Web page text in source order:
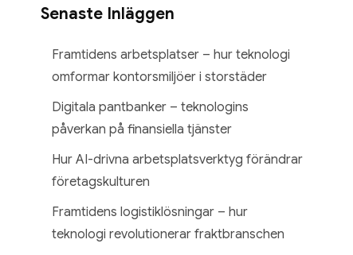
Senaste Inläggen
Framtidens arbetsplatser – hur teknologi
omformar kontorsmiljöer i storstäder
Digitala pantbanker – teknologins
påverkan på finansiella tjänster
Hur AI-drivna arbetsplatsverktyg förändrar
företagskulturen
Framtidens logistiklösningar – hur
teknologi revolutionerar fraktbranschen